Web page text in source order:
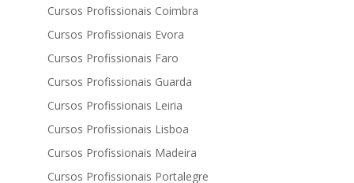
Cursos Profissionais Coimbra
Cursos Profissionais Evora
Cursos Profissionais Faro
Cursos Profissionais Guarda
Cursos Profissionais Leiria
Cursos Profissionais Lisboa
Cursos Profissionais Madeira
Cursos Profissionais Portalegre